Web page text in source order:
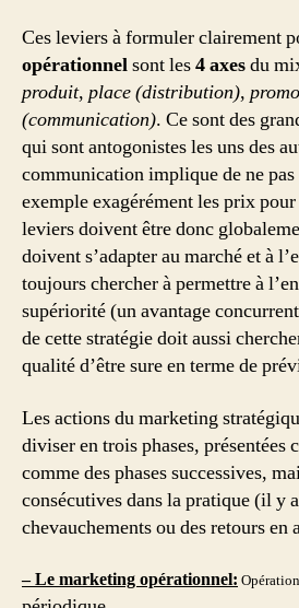
Ces leviers à formuler clairement
opérationnelsont les4 axesdu
produit, place (distribution),
(communication). Ce sont des
qui sont antogonistes les uns des
communication implique de ne
exemple exagérément les prix
leviers doivent être donc
doivent s’adapter au marché et à
toujours chercher à permettre à
supériorité (un avantage
de cette stratégie doit aussi
qualité d’être sure en terme de
Les actions du marketing
diviser en trois phases, présentées
comme des phases successives,
consécutives dans la pratique (il y
chevauchements ou des retours en
– Le marketing opérationnel: Op